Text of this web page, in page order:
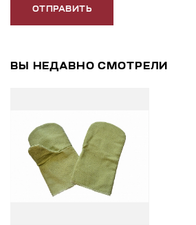
ОТПРАВИТЬ
ВЫ НЕДАВНО СМОТРЕЛИ